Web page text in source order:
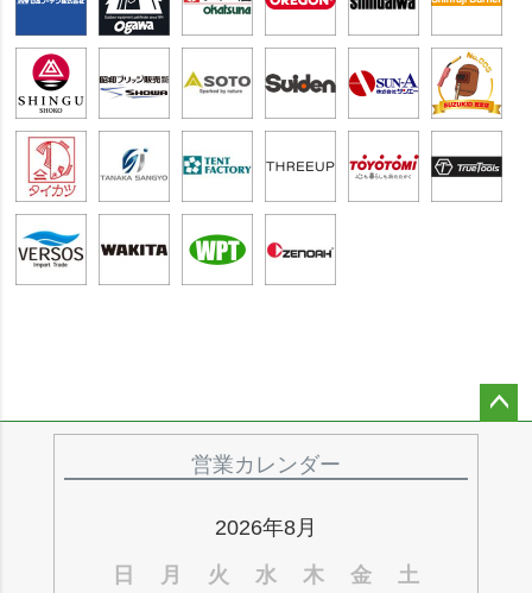
営業カレンダー
2026年8月
日
月 火 水 木 金 土